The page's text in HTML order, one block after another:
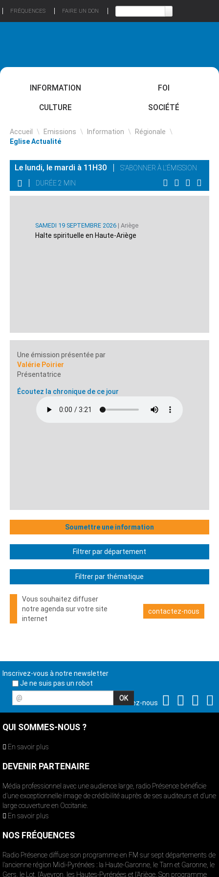
FRÉQUENCES FAIRE UN DON
INFORMATION FOI
CULTURE SOCIÉTÉ
Accueil \ Emissions \ Information \ Régionale \
Eglise Actualité
Le lundi, le mardi à 11H30
S'ABONNER À L'ÉMISSION
DURÉE 2 MIN
SAMEDI 19 SEPTEMBRE 2026 | Ariège
Halte spirituelle en Haute-Ariège
Une émission présentée par
Valérie Poirier
Présentatrice
Écoutez la chronique de ce jour
Soumettre une information
Filtrer par département
Filtrer par thématique
Vous souhaitez diffuser
notre agenda sur votre site
internet
contactez-nous
Inscrivez-vous à notre newsletter
Je ne suis pas un robot
@
Suivez-nous
QUI SOMMES-NOUS ?
En savoir plus
DEVENIR PARTENAIRE
Média professionnel avec une audience large, radio Présence bénéficie
d’une exceptionnelle image de crédibilité auprès de ses auditeurs et d’une
large couverture en Occitanie.
En savoir plus
NOS FRÉQUENCES
Radio Présence diffuse son programme en FM sur sept départements de
l’ancienne région Midi-Pyrénées : la Haute-Garonne, le Tarn et Garonne, le
Gers, le Lot, l’Aveyron, les Hautes-Pyrénées et l’Ariège. Son programme